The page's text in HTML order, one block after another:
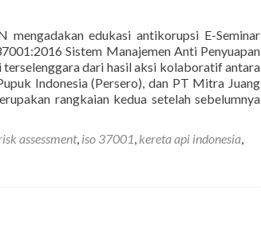
mengadakan edukasi antikorupsi E-Seminar
Sistem Manajemen Anti Penyuapan
terselenggara dari hasil aksi kolaboratif antara
Indonesia (Persero), dan PT Mitra Juang
rangkaian kedua setelah sebelumnya
assessment, iso 37001, kereta api indonesia,